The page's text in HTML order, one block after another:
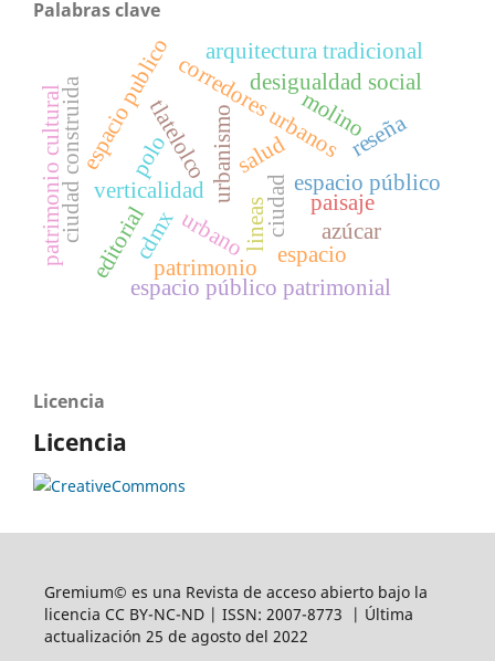
Palabras clave
verticalidad
lineasciudad
urbanismo
cdmx
corredores urbanos
editorial
espacio publico
patrimonio
ciudad construida espacio público
espacio público patrimonial
tlatelolco salud
paisaje
desigualdad social
reseña
molino
azúcar
patrimonio cultural urbano
polo
arquitectura tradicional
espacio
Licencia
Licencia
Gremium© es una Revista de acceso abierto bajo la
licencia CC BY-NC-ND | ISSN: 2007-8773 | Última
actualización 25 de agosto del 2022